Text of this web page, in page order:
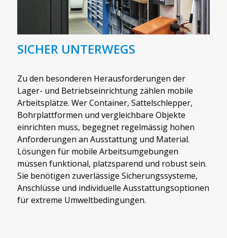
SICHER UNTERWEGS
Zu den besonderen Herausforderungen der
Lager- und Betriebseinrichtung zählen mobile
Arbeitsplätze. Wer Container, Sattelschlepper,
Bohrplattformen und vergleichbare Objekte
einrichten muss, begegnet regelmässig hohen
Anforderungen an Ausstattung und Material.
Lösungen für mobile Arbeitsumgebungen
müssen funktional, platzsparend und robust sein.
Sie benötigen zuverlässige Sicherungssysteme,
Anschlüsse und individuelle Ausstattungsoptionen
für extreme Umweltbedingungen.